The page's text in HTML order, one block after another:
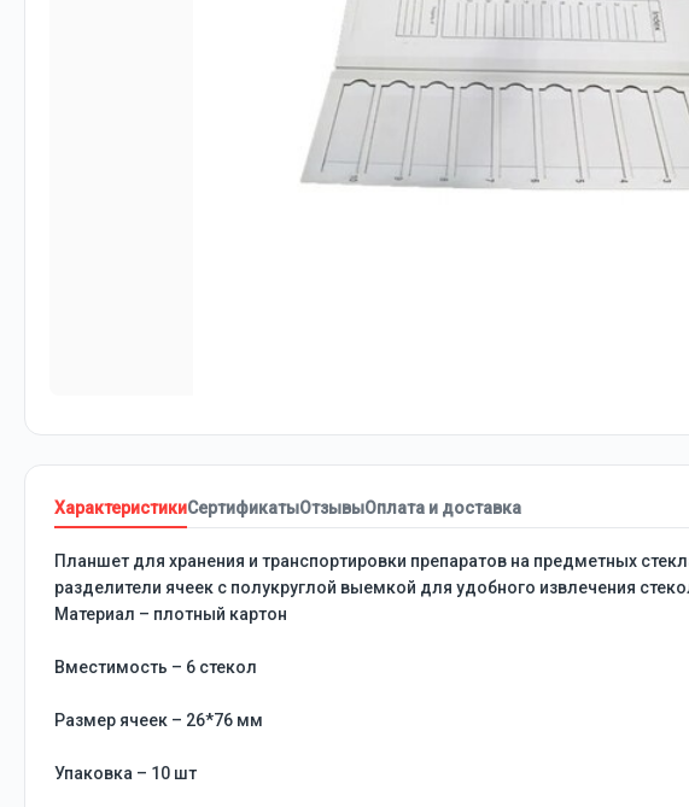
ХарактеристикиСертификатыОтзывыОплата и доставка
Планшет для хранения и транспортировки препаратов на предметных
разделители ячеек с полукруглой выемкой для удобного извлечения
Материал – плотный картон
Вместимость – 6 стекол
Размер ячеек – 26*76 мм
Упаковка – 10 шт